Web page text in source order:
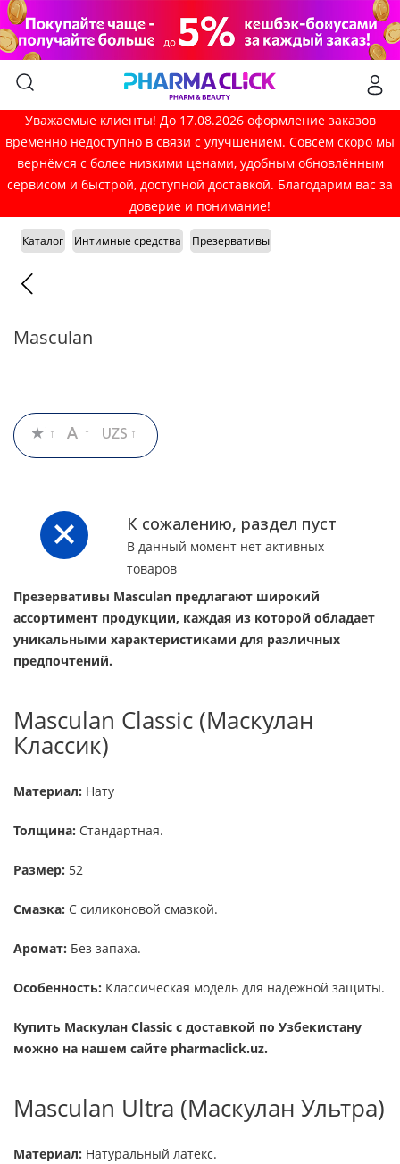
Уважаемые клиенты! До 17.08.2026 оформление заказов
временно недоступно в связи с улучшением. Совсем скоро мы
вернёмся с более низкими ценами, удобным обновлённым
сервисом и быстрой, доступной доставкой. Благодарим вас за
доверие и понимание!
Каталог Интимные средства Презервативы
Masculan
К сожалению, раздел пуст
В данный момент нет активных
товаров
Презервативы Masculan предлагают широкий
ассортимент продукции, каждая из которой обладает
уникальными характеристиками для различных
предпочтений.
Masculan Classic (Маскулан
Классик)
Материал: Нату
Толщина: Стандартная.
Размер: 52
Смазка: С силиконовой смазкой.
Аромат: Без запаха.
Особенность: Классическая модель для надежной защиты.
Купить Маскулан Classic с доставкой по Узбекистану
можно на нашем сайте pharmaclick.uz.
Masculan Ultra (Маскулан Ультра)
Материал: Натуральный латекс.